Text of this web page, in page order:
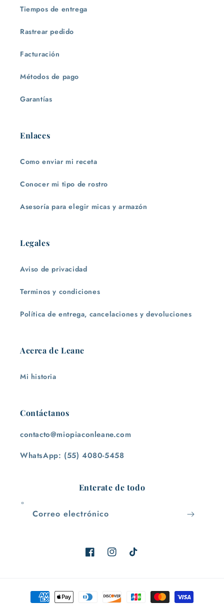
Tiempos de entrega
Rastrear pedido
Facturación
Métodos de pago
Garantías
Enlaces
Como enviar mi receta
Conocer mi tipo de rostro
Asesoría para elegir micas y armazón
Legales
Aviso de privacidad
Terminos y condiciones
Política de entrega, cancelaciones y devoluciones
Acerca de Leane
Mi historia
Contáctanos
contacto@miopiaconleane.com
WhatsApp: (55) 4080-5458
Enterate de todo
Correo electrónico
FacebookInstagramTikTok
Formas